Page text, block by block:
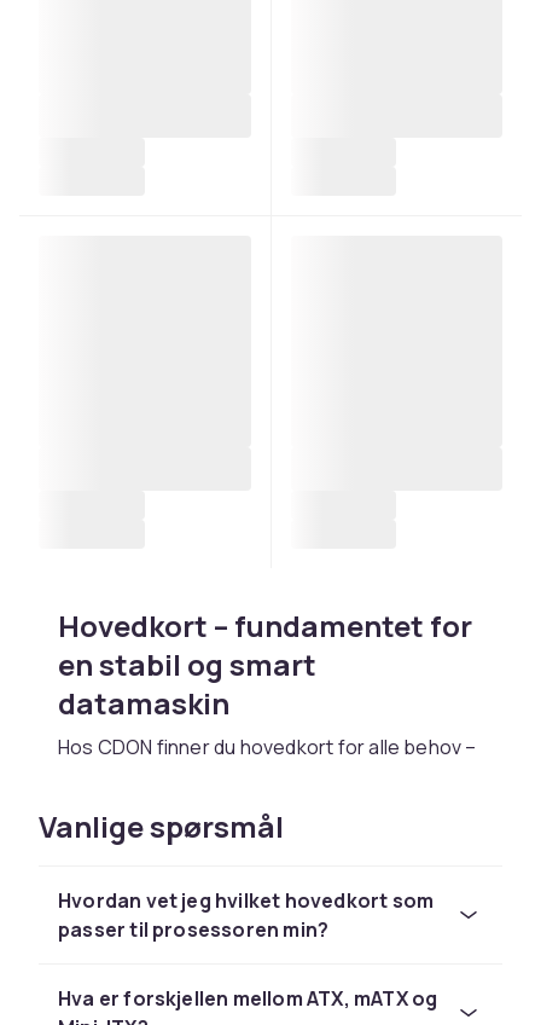
Hovedkort – fundamentet for
en stabil og smart
datamaskin
Hos CDON finner du hovedkort for alle behov –
alt sammen: prosessoren din, RAM, lagring,
får du en datamaskin som er rask, stabil og
enkel å bygge videre på.
oppgraderer eller bare vil at
Vanlige spørsmål
Hvordan vet jeg hvilket hovedkort som
passer til prosessoren min?
Hva er forskjellen mellom ATX, mATX og